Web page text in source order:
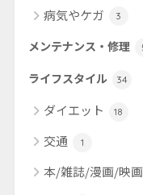
病気やケガ 3
メンテナンス・修理
ライフスタイル 34
ダイエット 18
交通 1
本/雑誌/漫画/映画